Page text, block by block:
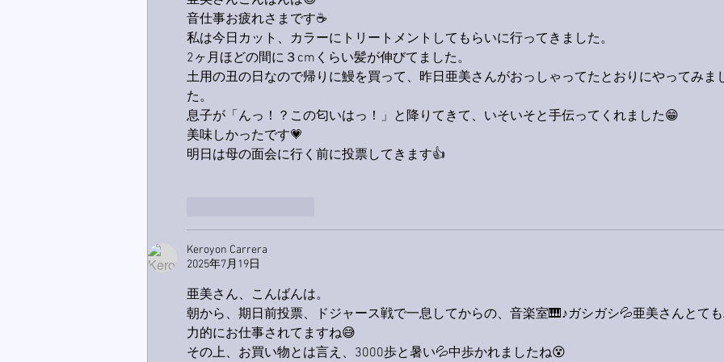
音仕事お疲れさまです☕️
私は今日カット、カラーにトリートメントしてもらいに行ってきました。
2ヶ月ほどの間に３cmくらい髪が伸びてました。
土用の丑の日なので帰りに鰻を買って、昨日亜美さんがおっしゃってたとおりにやってみま
た。
息子が「んっ！？この匂いはっ！」と降りてきて、いそいそと手伝ってくれました😁
美味しかったです💗
明日は母の面会に行く前に投票してきます👍
Keroyon Carrera
2025年7月19日
亜美さん、こんばんは。
朝から、期日前投票、ドジャース戦で一息してからの、音楽室🎹♪ガシガシ💦亜美さんとて
力的にお仕事されてますね😅
その上、お買い物とは言え、3000歩と暑い💦中歩かれましたね😵